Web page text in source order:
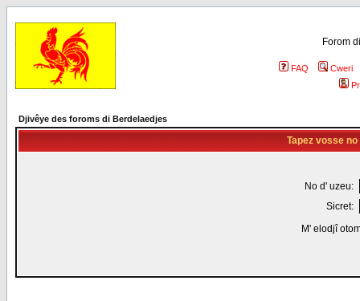
Forom
FAQ
Cweri
Djivêye des foroms di Berdelaedjes
Tapez vosse
No d' uzeu:
Sicret:
M' elodjî